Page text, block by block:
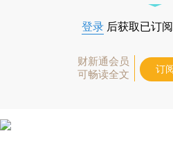
登录 后获取已订
财新通会员
可畅读全文
订